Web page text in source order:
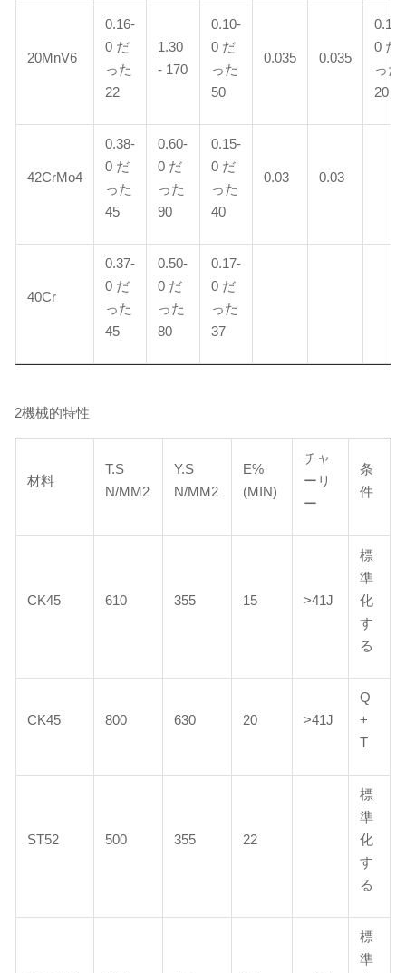
20MnV6
0.16-
0 だ
った
22
1.30
- 170
0.10-
0 だ
った
50
0.035 0.035
0.10-
0 だ
った
20
42CrMo4
0.38-
0 だ
った
45
0.60-
0 だ
った
90
0.15-
0 だ
った
40
0.03 0.03
40Cr
0.37-
0 だ
った
45
0.50-
0 だ
った
80
0.17-
0 だ
った
37
2機械的特性
材料
T.S
N/MM2
Y.S
N/MM2
E%
(MIN)
チャ
ーリ
ー
条
件
CK45 610 355 15 >41J
標
準
化
す
る
CK45 800 630 20 >41J
Q
+
T
ST52 500 355 22
標
準
化
す
る
標
準